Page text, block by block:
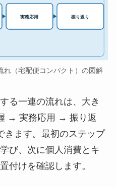
実務応用 振り返り
れ（宅配便コンパクト）の図解
る一連の流れは、大き
→ 実務応用 → 振り返
きます。最初のステップ
び、次に個人消費とキ
付けを確認します。